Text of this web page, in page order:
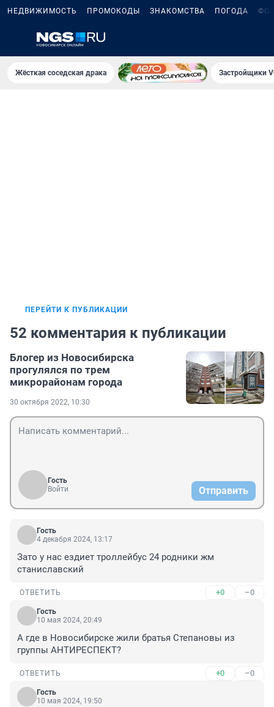
НЕДВИЖИМОСТЬ ПРОМОКОДЫ ЗНАКОМСТВА ПОГОДА
Жёсткая соседская драка Застройщики
ПЕРЕЙТИ К ПУБЛИКАЦИИ
52 комментария к публикации
Блогер из Новосибирска
прогулялся по трем
микрорайонам города
30 октября 2022, 10:30
Гость
Войти
Отправить
Гость
4 декабря 2024, 13:17
Зато у нас ездиет троллейбус 24 родники жм
станиславский
ОТВЕТИТЬ +0 –0
Гость
10 мая 2024, 20:49
А где в Новосибирске жили братья Степановы из
группы АНТИРЕСПЕКТ?
ОТВЕТИТЬ +0 –0
Гость
10 мая 2024, 19:50